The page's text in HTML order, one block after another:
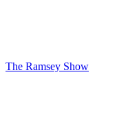
The Ramsey Show